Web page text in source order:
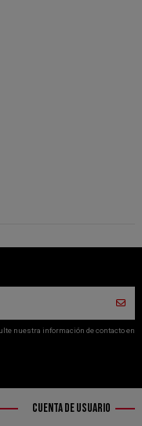
nuestra información de contacto en
CUENTA DE USUARIO